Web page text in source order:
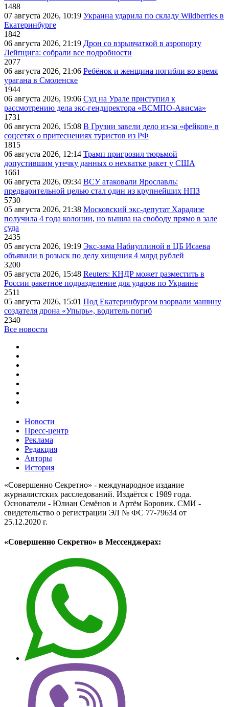
1488
07 августа 2026, 10:19 Украина ударила по складу Wildberries в
Екатеринбурге
1842
06 августа 2026, 21:19 Дрон со взрывчаткой в аэропорту
Лейпцига: собрали все подробности
2077
06 августа 2026, 21:06 Ребёнок и женщина погибли во время
урагана в Смоленске
1944
06 августа 2026, 19:06 Суд на Урале приступил к
рассмотрению дела экс-гендиректора «ВСМПО-Ависма»
1731
06 августа 2026, 15:08 В Грузии завели дело из-за «фейков» в
соцсетях о притеснениях туристов из РФ
1815
06 августа 2026, 12:14 Трамп пригрозил тюрьмой
допустившим утечку данных о нехватке ракет у США
1661
06 августа 2026, 09:34 ВСУ атаковали Ярославль:
предварительной целью стал один из крупнейших НПЗ
5730
05 августа 2026, 21:38 Московский экс-депутат Харадизе
получила 4 года колонии, но вышла на свободу прямо в зале
суда
2435
05 августа 2026, 19:19 Экс-зама Набиуллиной в ЦБ Исаева
объявили в розыск по делу хищения 4 млрд рублей
3200
05 августа 2026, 15:48 Reuters: КНДР может разместить в
России ракетное подразделение для ударов по Украине
2511
05 августа 2026, 15:01 Под Екатеринбургом взорвали машину
создателя дрона «Упырь», водитель погиб
2340
Все новости
Новости
Пресс-центр
Реклама
Редакция
Авторы
История
«Совершенно Секретно» - международное издание
журналистских расследований. Издаётся с 1989 года.
Основатели - Юлиан Семёнов и Артём Боровик. CМИ -
свидетельство о регистрации ЭЛ № ФС 77-79634 от
25.12.2020 г.
«Совершенно Секретно» в Мессенджерах: